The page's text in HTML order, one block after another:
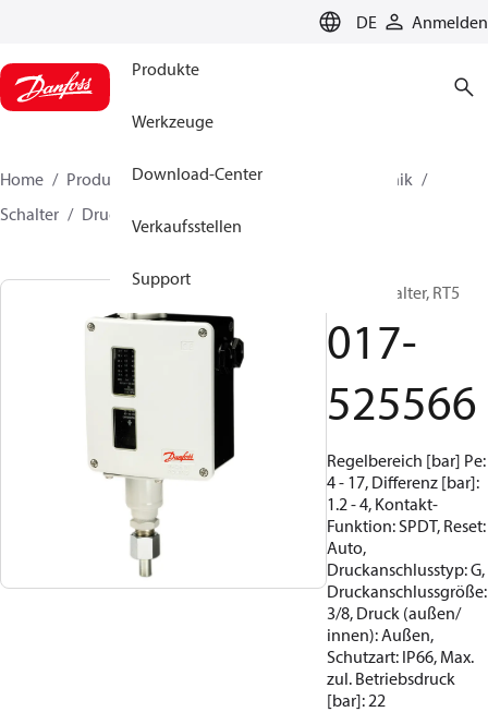
DE Anmelden
Produkte
Werkzeuge
Download-Center
Verkaufsstellen
Support
Home Produkte
Lösung für Kälte- und Klimatechnik
Schalter
Druckschalter
Druckschalter, RT5
017-
525566
Regelbereich [bar] Pe:
4 - 17, Differenz [bar]:
1.2 - 4, Kontakt-
Funktion: SPDT, Reset:
Auto,
Druckanschlusstyp: G,
Druckanschlussgröße:
3/8, Druck (außen/
innen): Außen,
Schutzart: IP66, Max.
zul. Betriebsdruck
[bar]: 22